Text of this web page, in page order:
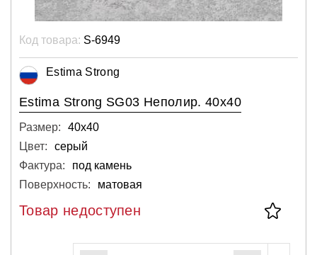
Код товара: S-6949
Estima Strong
Estima Strong SG03 Неполир. 40x40
Размер:
40х40
Цвет:
серый
Фактура:
под камень
Поверхность:
матовая
Товар недоступен